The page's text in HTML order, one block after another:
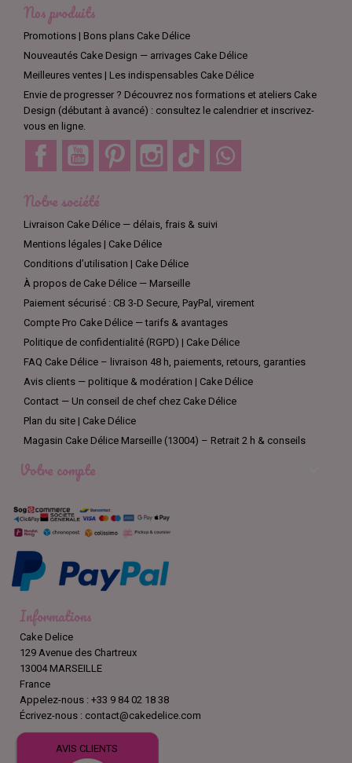
Nos produits
Promotions | Bons plans Cake Délice
Nouveautés Cake Design — arrivages Cake Délice
Meilleures ventes | Les indispensables Cake Délice
Envie de progresser ? Découvrez nos formations et ateliers Cake
Design (débutant à avancé) : consultez le calendrier et inscrivez-
vous en ligne.
Facebook YouTube Pinterest Instagram TikTok
Notre société
Livraison Cake Délice — délais, frais & suivi
Mentions légales | Cake Délice
Conditions d’utilisation | Cake Délice
À propos de Cake Délice — Marseille
Paiement sécurisé : CB 3-D Secure, PayPal, virement
Compte Pro Cake Délice — tarifs & avantages
Politique de confidentialité (RGPD) | Cake Délice
FAQ Cake Délice – livraison 48 h, paiements, retours, garanties
Avis clients — politique & modération | Cake Délice
Contact — Un conseil de chef chez Cake Délice
Plan du site | Cake Délice
Magasin Cake Délice Marseille (13004) – Retrait 2 h & conseils
Votre compte
Informations
Cake Delice
129 Avenue des Chartreux
13004 MARSEILLE
France
Appelez-nous : +33 9 84 02 18 38
Écrivez-nous : contact@cakedelice.com
AVIS CLIENTS